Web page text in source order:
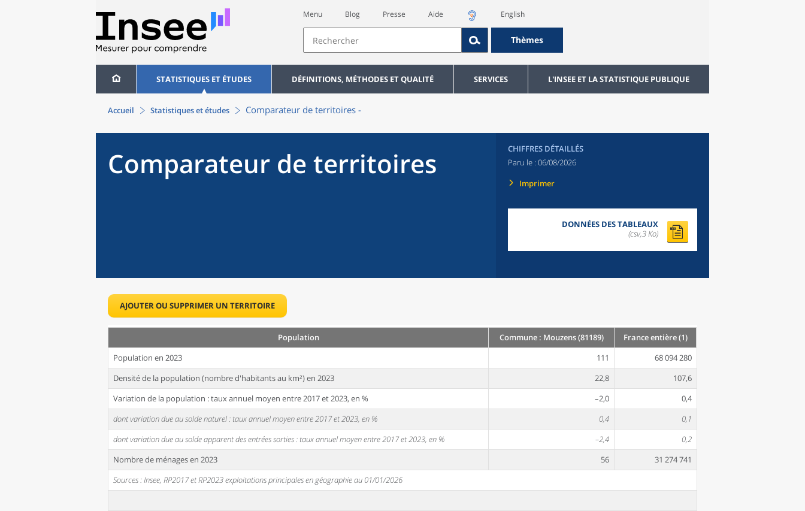
Menu Blog Presse Aide English
Thèmes
STATISTIQUES ET ÉTUDES DÉFINITIONS, MÉTHODES ET QUALITÉ SERVICES L'INSEE ET LA STATISTIQUE PUBLIQUE
Accueil Statistiques et études Comparateur de territoires -
Comparateur de territoires
CHIFFRES DÉTAILLÉS
Paru le : 06/08/2026
Imprimer
DONNÉES DES TABLEAUX
(csv,3 Ko)
AJOUTER OU SUPPRIMER UN TERRITOIRE
Population Commune : Mouzens (81189)
France entière (1)
Population en 2023
111
68 094 280
Densité de la population (nombre d'habitants au km²) en 2023
22,8
107,6
Variation de la population : taux annuel moyen entre 2017 et 2023, en %
–2,0
0,4
dont variation due au solde naturel : taux annuel moyen entre 2017 et 2023, en %
0,4
0,1
dont variation due au solde apparent des entrées sorties : taux annuel moyen entre 2017 et 2023, en %
–2,4
0,2
Nombre de ménages en 2023
56
31 274 741
Sources : Insee, RP2017 et RP2023 exploitations principales en géographie au 01/01/2026